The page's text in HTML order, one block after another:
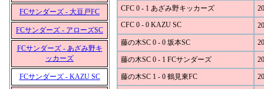
FCサンダーズ - 大豆戸FC
FCサンダーズ - アローズSC
FCサンダーズ - あざみ野キ
ッカーズ
FCサンダーズ - KAZU SC
CFC 0 - 1 あざみ野キッカーズ
CFC 0 - 0 KAZU SC
藤の木SC 0 - 0 坂本SC
藤の木SC 0 - 1 FCサンダーズ
藤の木SC 1 - 0 鶴見東FC